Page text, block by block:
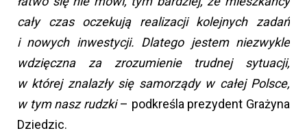
cały czas oczekują realizacji kolejnych zadań
i nowych inwestycji. Dlatego jestem niezwykle
wdzięczna za zrozumienie trudnej sytuacji,
w której znalazły się samorządy w całej Polsce,
w tym nasz rudzki– podkreśla prezydent Grażyna
Dziedzic.